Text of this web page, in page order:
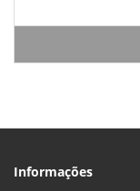
Informações